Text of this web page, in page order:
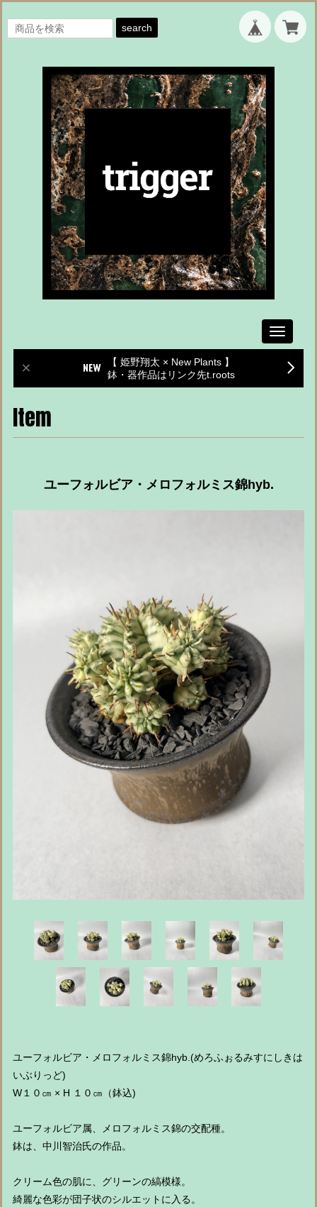
search
Toggle
【 姫野翔太 × New Plants 】
鉢・器作品はリンク先t.roots
Item
ユーフォルビア・メロフォルミス錦hyb.
ユーフォルビア・メロフォルミス錦hyb.(めろふぉるみすにしきは
いぶりっど)
W１０㎝ × H １０㎝（鉢込)
ユーフォルビア属、メロフォルミス錦の交配種。
鉢は、中川智治氏の作品。
クリーム色の肌に、グリーンの縞模様。
綺麗な色彩が団子状のシルエットに入る。